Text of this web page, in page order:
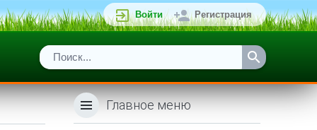
Войти Регистрация
Главное меню